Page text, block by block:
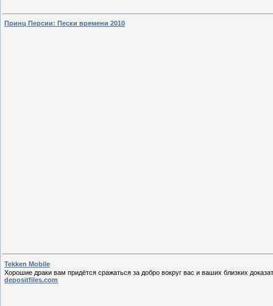
Принц Персии: Пески времени 2010
Tekken Mobile
Хорошие драки вам придётся сражаться за добро вокруг вас и ваших близких
depositfiles.com